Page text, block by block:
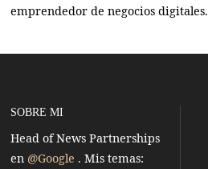
emprendedor de negocios digitales.
SOBRE MI
Head of News Partnerships
en @Google . Mis temas: